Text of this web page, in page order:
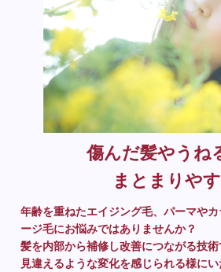
傷んだ髪やうね
まとまりやす
年齢を重ねたエイジング毛、パーマや
ージ毛にお悩みではありませんか？
髪を内部から補修し改善につながる技
見違えるような変化を感じられる様にい